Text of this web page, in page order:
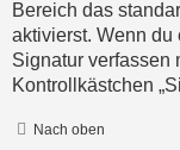
Bereich das
aktivierst. Wenn
Signatur verfassen
Kontrollkästchen
Nach oben